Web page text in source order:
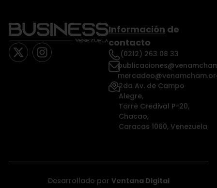
Información de
contacto
(0212) 263 08 33
2da Av. de Campo
Alegre,
Torre Credival P-20,
Chacao,
Caracas 1060, Venezuela
Desarrollado por Ventana Digital